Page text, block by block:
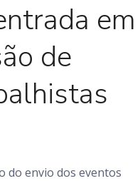
em
de
do envio dos eventos